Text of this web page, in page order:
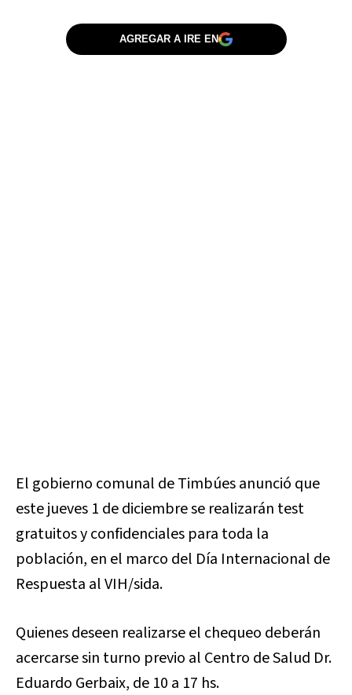
AGREGAR A IRE EN
El gobierno comunal de Timbúes anunció que
este jueves 1 de diciembre se realizarán test
gratuitos y confidenciales para toda la
población, en el marco del Día Internacional de
Respuesta al VIH/sida.
Quienes deseen realizarse el chequeo deberán
acercarse sin turno previo al Centro de Salud Dr.
Eduardo Gerbaix, de 10 a 17 hs.